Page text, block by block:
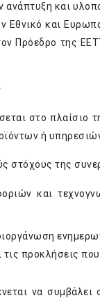
ανάπτυξη και
και
Πρόεδρο της
στο πλαίσιο
ή
στόχους της
και
τις προκλήσεις
να